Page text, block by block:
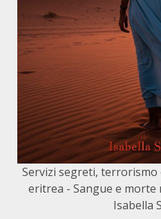
Servizi segreti, terrorismo
eritrea - Sangue e morte
Isabella